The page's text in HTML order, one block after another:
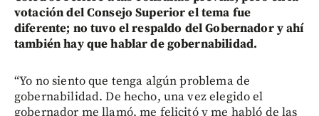
votación del Consejo Superior el tema fue
diferente; no tuvo el respaldo del Gobernador y ahí
también hay que hablar de gobernabilidad.
“Yo no siento que tenga algún problema de
gobernabilidad. De hecho, una vez elegido el
gobernador me llamó, me felicitó y me habló de las